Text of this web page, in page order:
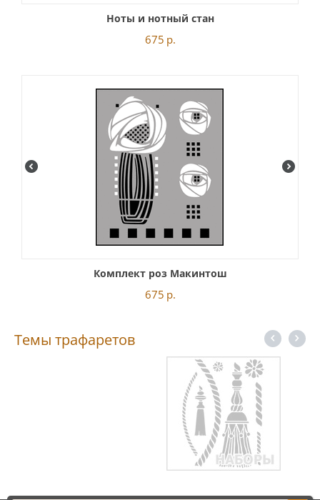
Ноты и нотный стан
675 р.
Комплект роз Макинтош
675 р.
Темы трафаретов